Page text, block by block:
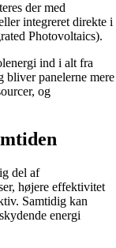
der med
integreret direkte i
Photovoltaics).
ind i alt fra
bliver panelerne mere
og
del af
højere effektivitet
Samtidig kan
energi